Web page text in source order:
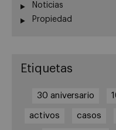
Noticias
Propiedad
Etiquetas
30 aniversario
activos casos